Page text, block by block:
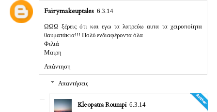
Fairymakeuptales 6.3.14
ΩΩΩ ξέρεις ότι και εγω τα λατρεύω αυτα τα χειροποίητα
θαυματάκια!!! Πολύ ενδιαφέροντα όλα
Φιλιά
Μαιρη
Απάντηση
Απαντήσεις
Kleopatra Roumpi 6.3.14